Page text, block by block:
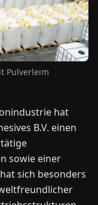
Pulverleim
hat
B.V. einen
sowie einer
sich besonders